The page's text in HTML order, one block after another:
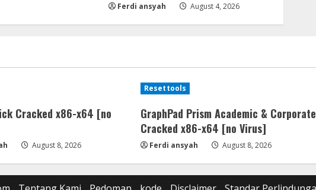
Ferdi ansyah August 4, 2026
Cracked x86-x64 [no
August 8, 2026
Resettools
GraphPad Prism Academic & Corporate
Cracked x86-x64 [no Virus]
Ferdi ansyah August 8, 2026